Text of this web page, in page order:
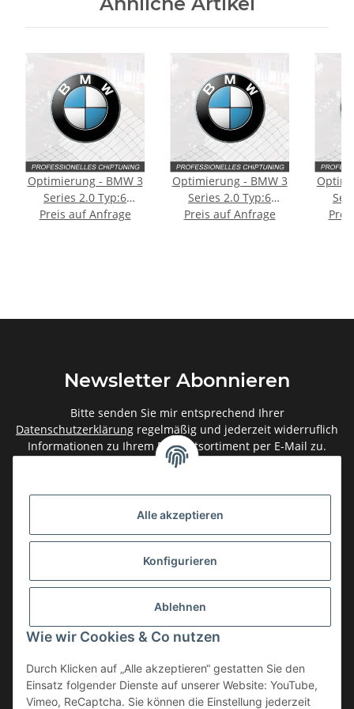
Alle akzeptieren
Konfigurieren
Ablehnen
Wie wir Cookies & Co nutzen
Durch Klicken auf „Alle akzeptieren“ gestatten Sie den
Einsatz folgender Dienste auf unserer Website: YouTube,
Vimeo, ReCaptcha. Sie können die Einstellung jederzeit
Optimierung - BMW 3
Series 2.0 Typ:6
generation (F3x)
Preis auf Anfrage
Optimierung - BMW 3
Series 2.0 Typ:6
generation (F3x)
Preis auf Anfrage
Newsletter Abonnieren
Bitte senden Sie mir entsprechend Ihrer
Datenschutzerklärung regelmäßig und jederzeit widerruflich
Informationen zu Ihrem Produktsortiment per E-Mail zu.
Gesetzliche Informationen
Informationen
Service
Vertrag widerrufen